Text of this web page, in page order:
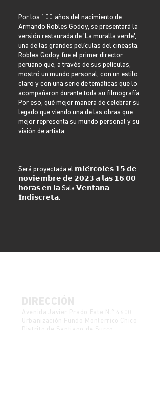
Por los 100 años del nacimiento de
Armando Robles Godoy, se presentará la
versión restaurada de 'La muralla verde',
una de las grandes películas del cineasta.
Robles Godoy fue el primer director
peruano que, a través de sus películas,
mostró un mundo personal, con un estilo
claro y con una serie de temáticas que lo
acompañaron durante toda su filmografía.
Por eso, qué mejor manera de celebrar su
legado que viendo una de las obras que
mejor representa su mundo personal y su
visión de artista.
Será proyectada el 𝗺𝗶𝗲́𝗿𝗰𝗼𝗹𝗲𝘀 𝟭𝟱 𝗱𝗲
𝗻𝗼𝘃𝗶𝗲𝗺𝗯𝗿𝗲 𝗱𝗲 𝟮𝟬𝟮𝟯 𝗮 𝗹𝗮𝘀 𝟭𝟲.𝟬𝟬
𝗵𝗼𝗿𝗮𝘀 𝗲𝗻 𝗹𝗮 Sala 𝗩𝗲𝗻𝘁𝗮𝗻𝗮
𝗜𝗻𝗱𝗶𝘀𝗰𝗿𝗲𝘁𝗮.